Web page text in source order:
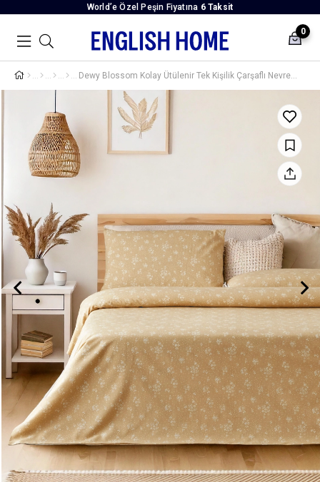
World’e Özel Peşin Fiyatına 6 Taksit
0
Dewy Blossom Kolay Ütülenir Tek Kişilik Çarşaflı Nevresim Takımı 160x220 cm Sarı